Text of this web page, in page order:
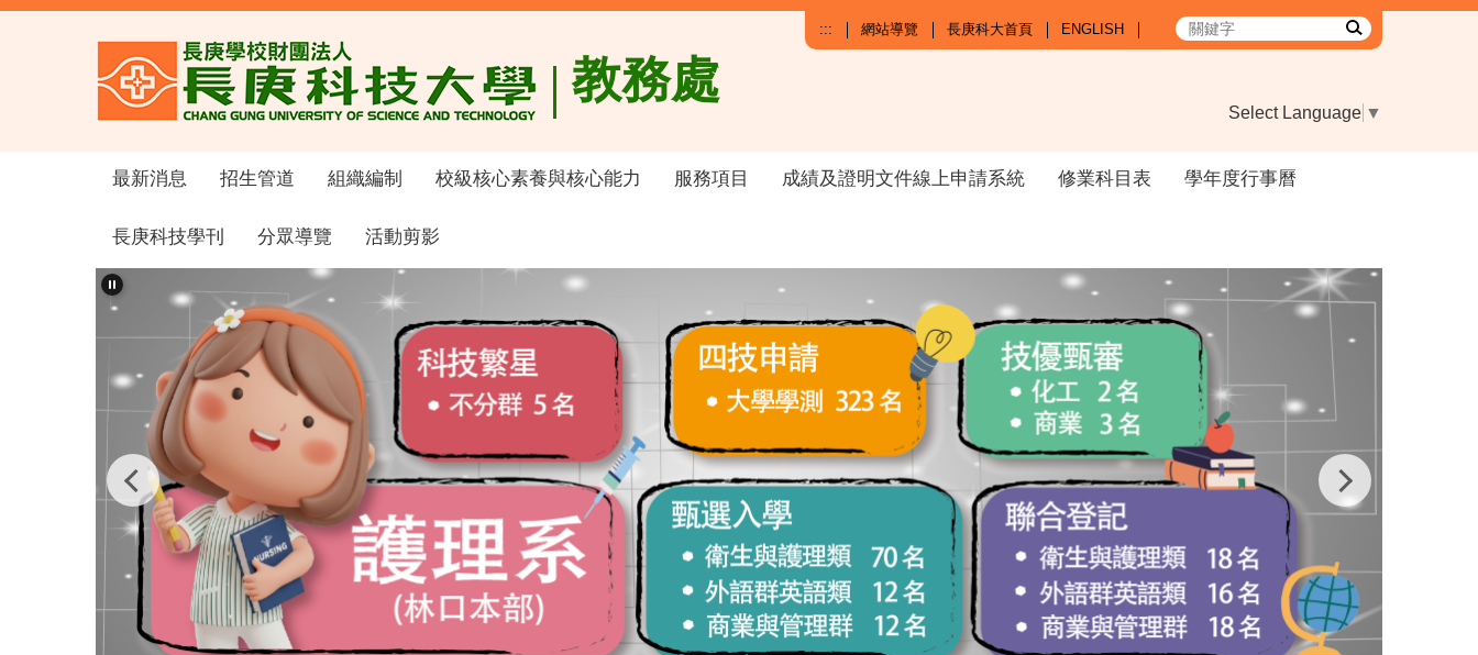
跳
教務處
::: 網站導覽 長庚科大首頁 ENGLISH
Select Language ▼
最新消息 招生管道 組織編制 校級核心素養與核心能力 服務項目 成績及證明文件線上申請系統 修業科目表 學年度行事曆
長庚科技學刊 分眾導覽 活動剪影